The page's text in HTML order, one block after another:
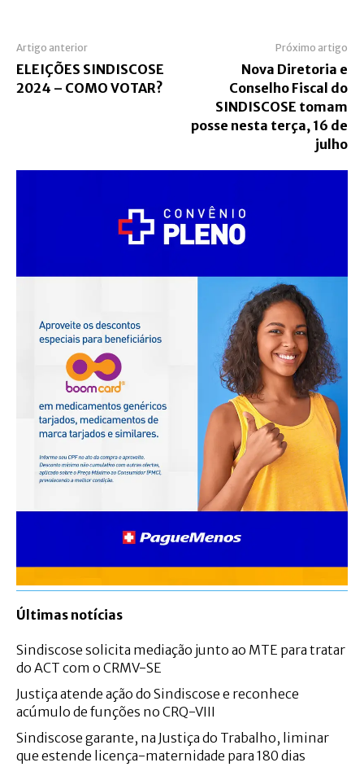
Artigo anterior
ELEIÇÕES SINDISCOSE
2024 – COMO VOTAR?
Próximo artigo
Nova Diretoria e
Conselho Fiscal do
SINDISCOSE tomam
posse nesta terça, 16 de
julho
Últimas notícias
Sindiscose solicita mediação junto ao MTE para tratar
do ACT com o CRMV-SE
Justiça atende ação do Sindiscose e reconhece
acúmulo de funções no CRQ-VIII
Sindiscose garante, na Justiça do Trabalho, liminar
que estende licença-maternidade para 180 dias